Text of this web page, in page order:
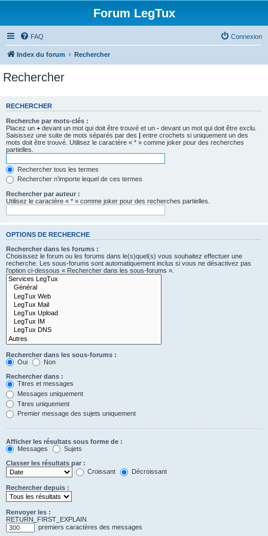
Forum LegTux
FAQ Connexion
Index du forum Rechercher
Rechercher
RECHERCHER
Recherche par mots-clés :
Placez un + devant un mot qui doit être trouvé et un - devant un mot qui doit être exclu.
Saisissez une suite de mots séparés par des | entre crochets si uniquement un des
mots doit être trouvé. Utilisez le caractère « * » comme joker pour des recherches
partielles.
Rechercher tous les termes
Rechercher n’importe lequel de ces termes
Rechercher par auteur :
Utilisez le caractère « * » comme joker pour des recherches partielles.
OPTIONS DE RECHERCHE
Rechercher dans les forums :
Choisissez le forum ou les forums dans le(s)quel(s) vous souhaitez effectuer une
recherche. Les sous-forums sont automatiquement inclus si vous ne désactivez pas
l’option ci-dessous « Rechercher dans les sous-forums ».
Rechercher dans les sous-forums :
Oui
Non
Rechercher dans :
Titres et messages
Messages uniquement
Titres uniquement
Premier message des sujets uniquement
Afficher les résultats sous forme de :
Messages
Sujets
Classer les résultats par :
Croissant
Décroissant
Rechercher depuis :
Renvoyer les :
RETURN_FIRST_EXPLAIN
premiers caractères des messages